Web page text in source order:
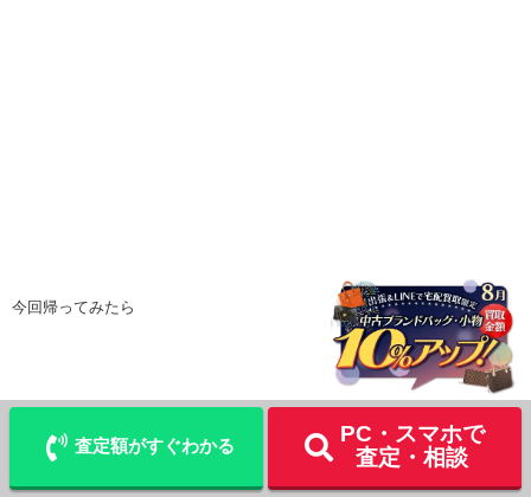
今回帰ってみたら
査定額がすぐわかる
PC・スマホで
査定・相談
宅配買取を申込む